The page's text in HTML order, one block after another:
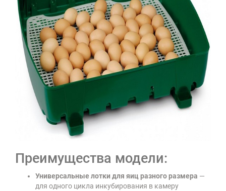
Преимущества модели:
Универсальные лотки для яиц разного размера —
для одного цикла инкубирования в камеру